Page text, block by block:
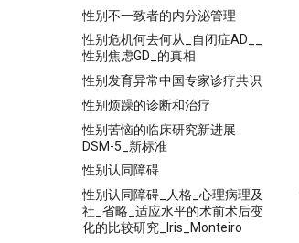
性别不一致者的内分泌管理
性别危机何去何从_自闭症AD__
性别焦虑GD_的真相
性别发育异常中国专家诊疗共识
性别烦躁的诊断和治疗
性别苦恼的临床研究新进展
DSM-5_新标准
性别认同障碍
性别认同障碍_人格_心理病理及
社_省略_适应水平的术前术后变
化的比较研究_Iris_Monteiro